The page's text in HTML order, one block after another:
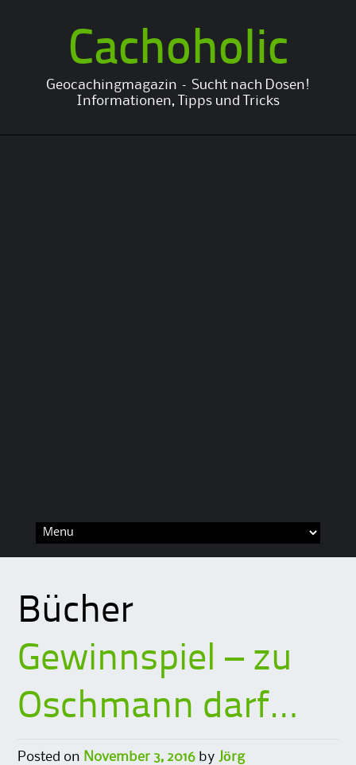
Cachoholic
Geocachingmagazin – Sucht nach Dosen!
Informationen, Tipps und Tricks
Bücher
Gewinnspiel – zu
Oschmann darf…
Posted on November 3, 2016 by Jörg